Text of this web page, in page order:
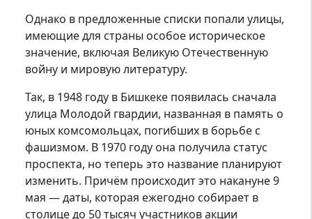
Однако в предложенные списки попали улицы,
имеющие для страны особое историческое
значение, включая Великую Отечественную
войну и мировую литературу.
Так, в 1948 году в Бишкеке появилась сначала
улица Молодой гвардии, названная в память о
юных комсомольцах, погибших в борьбе с
фашизмом. В 1970 году она получила статус
проспекта, но теперь это название планируют
изменить. Причём происходит это накануне 9
мая — даты, которая ежегодно собирает в
столице до 50 тысяч участников акции